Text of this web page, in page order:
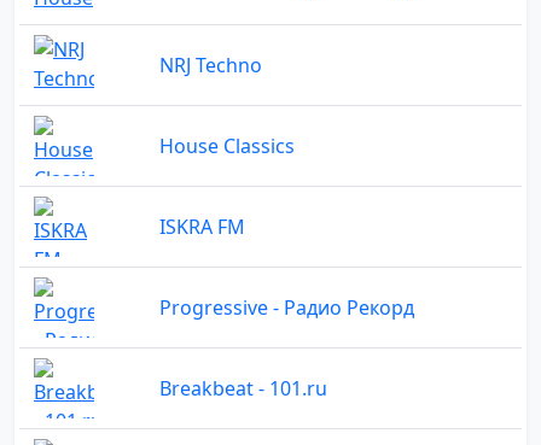
NRJ Techno
House Classics
ISKRA FM
Progressive - Радио Рекорд
Breakbeat - 101.ru